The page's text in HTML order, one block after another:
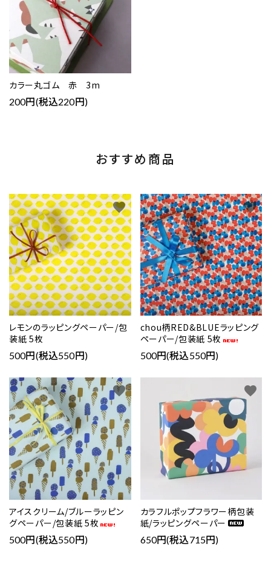
カラー丸ゴム 赤 3m
200円(税込220円)
おすすめ商品
レモンのラッピングペーパー/包
装紙 5枚
500円(税込550円)
favorite
chou柄RED&BLUEラッピング
ペーパー/包装紙 5枚
500円(税込550円)
favorite
アイスクリーム/ブルーラッピン
グペーパー/包装紙 5枚
500円(税込550円)
favorite
カラフルポップフラワー柄包装
紙/ラッピングペーパー
650円(税込715円)
favorite